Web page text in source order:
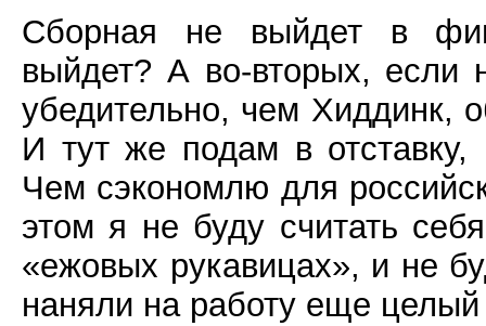
Сборная не выйдет в
выйдет? А во-вторых, если
убедительно, чем Хиддинк,
И тут же подам в отставку,
Чем сэкономлю для
этом я не буду считать
«ежовых рукавицах», и не
наняли на работу еще